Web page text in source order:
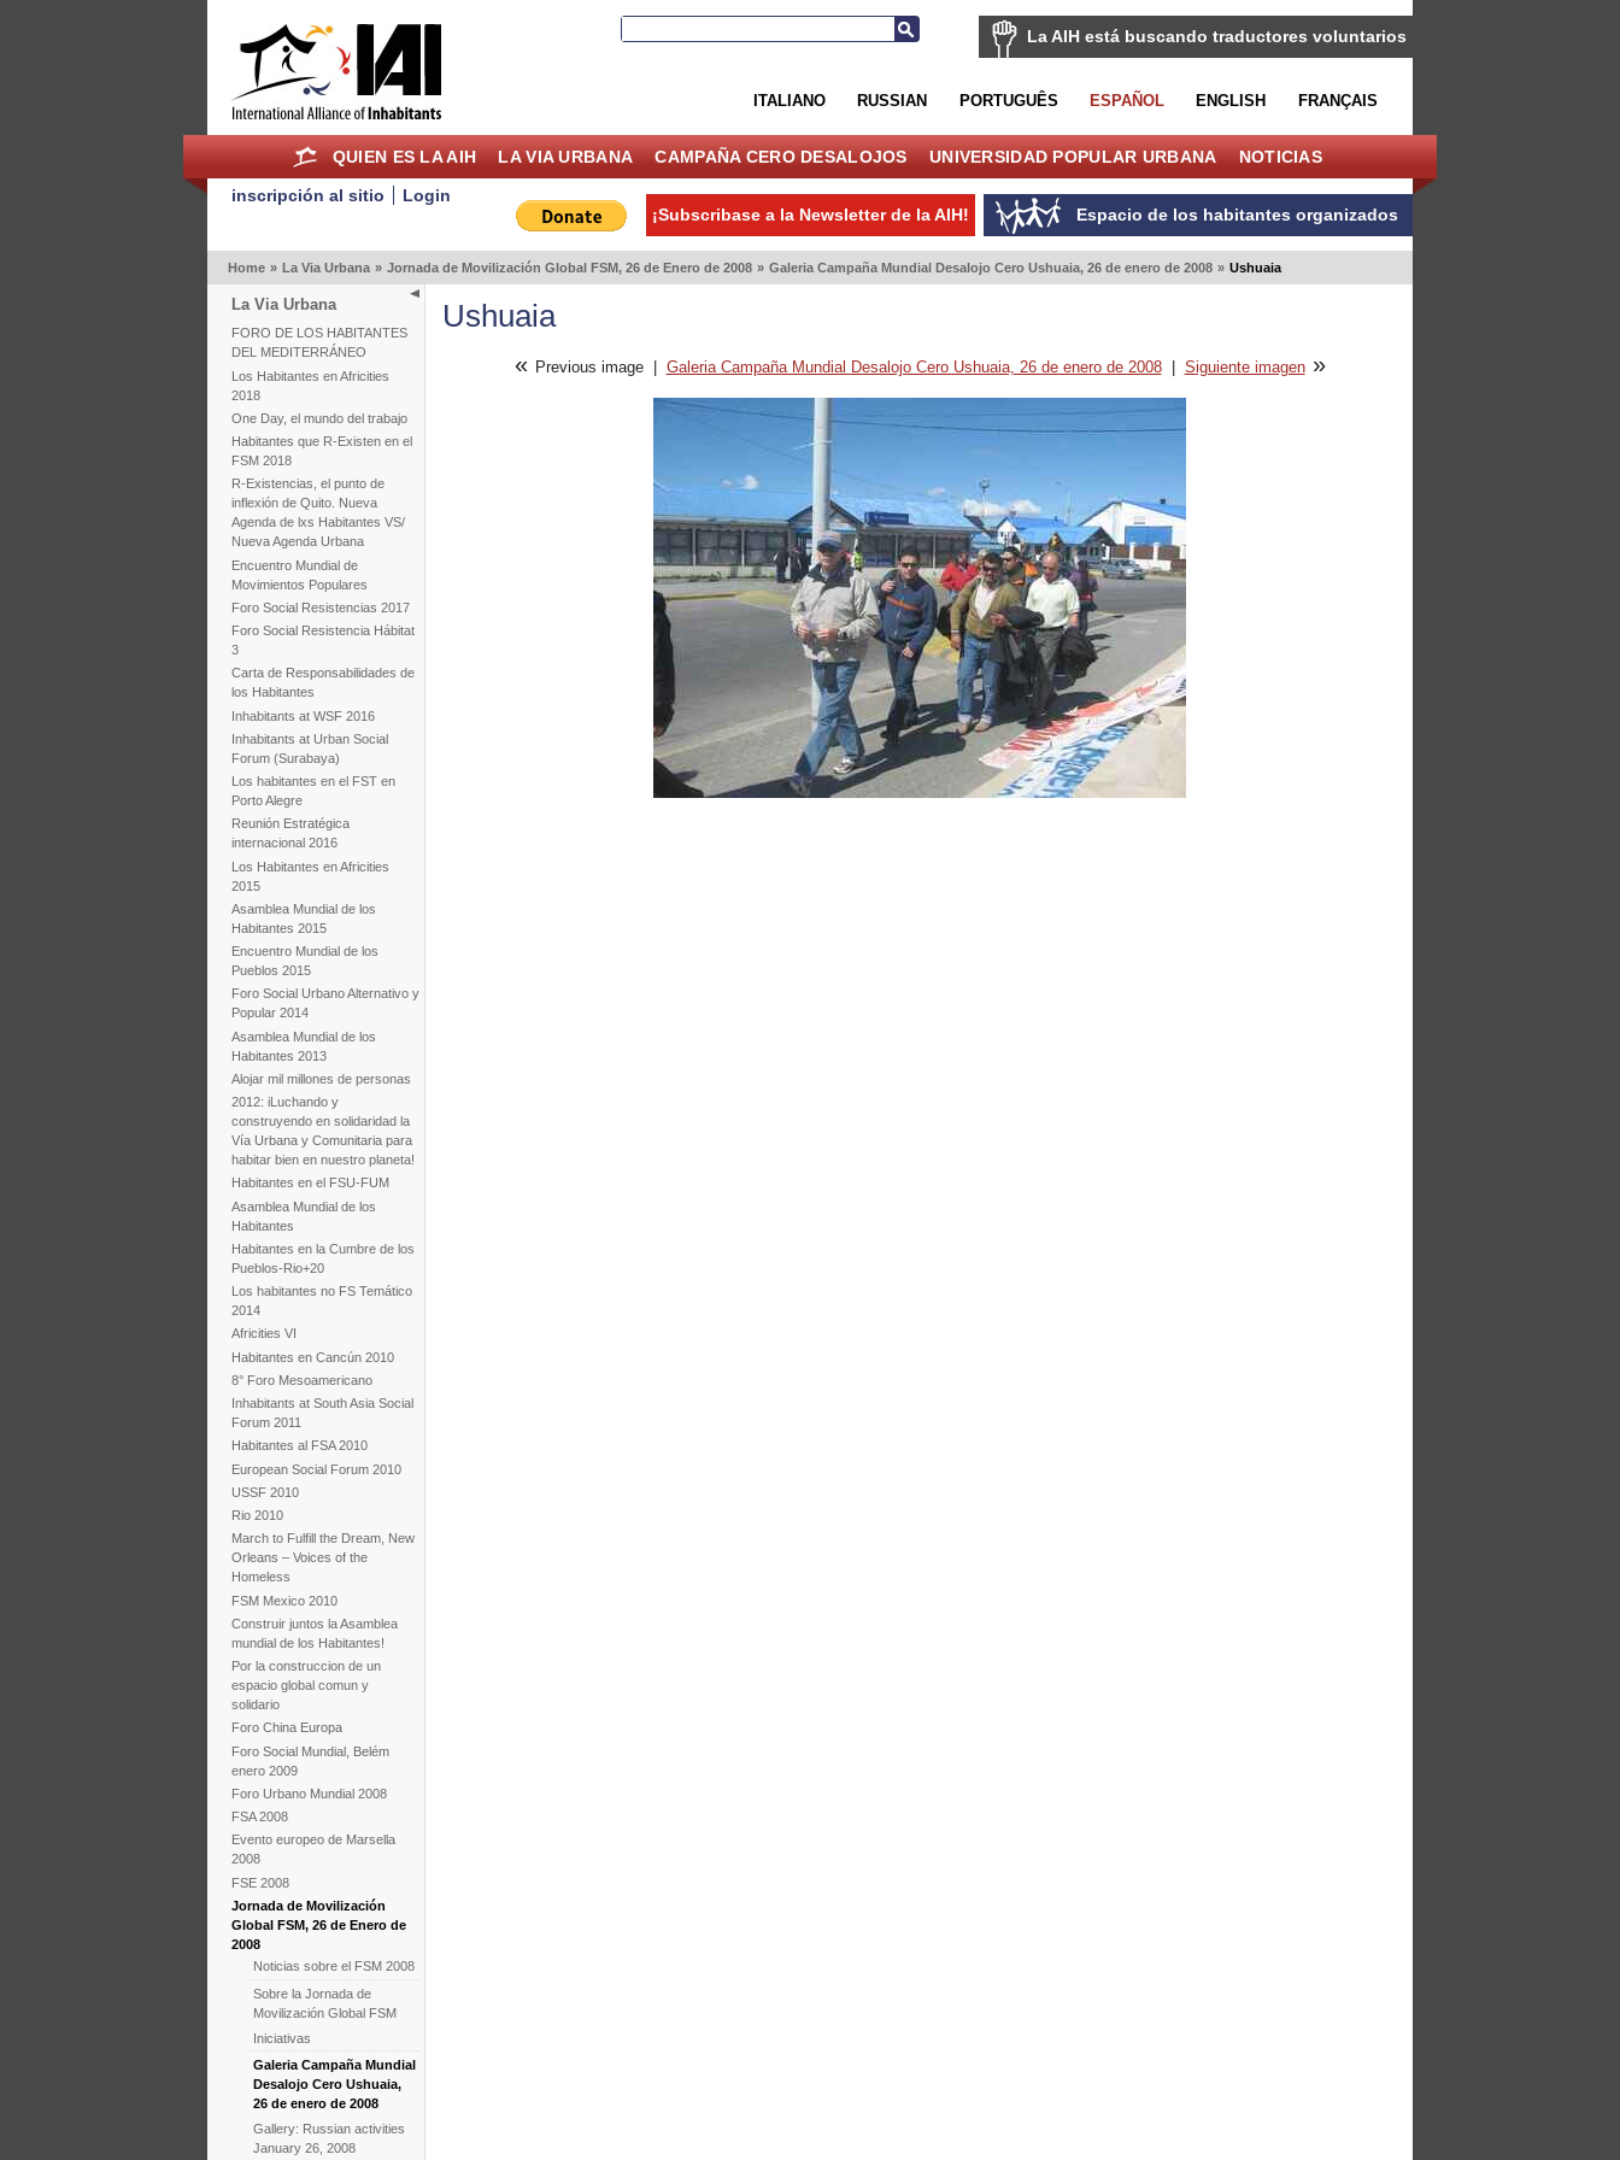
La AIH está buscando traductores voluntarios
ITALIANO RUSSIAN PORTUGUÊS ESPAÑOL ENGLISH FRANÇAIS
QUIEN ES LA AIH LA VIA URBANA CAMPAÑA CERO DESALOJOS UNIVERSIDAD POPULAR URBANA NOTICIAS
inscripción al sitio
Login
Espacio de los habitantes organizados
¡Subscribase a la Newsletter de la AIH!
Home » La Via Urbana » Jornada de Movilización Global FSM, 26 de Enero de 2008 » Galeria Campaña Mundial Desalojo Cero Ushuaia, 26 de enero de 2008 » Ushuaia
La Via Urbana
FORO DE LOS HABITANTES
DEL MEDITERRÁNEO
Los Habitantes en Africities
2018
One Day, el mundo del trabajo
Habitantes que R-Existen en el
FSM 2018
R-Existencias, el punto de
inflexión de Quito. Nueva
Agenda de lxs Habitantes VS/
Nueva Agenda Urbana
Encuentro Mundial de
Movimientos Populares
Foro Social Resistencias 2017
Foro Social Resistencia Hábitat
3
Carta de Responsabilidades de
los Habitantes
Inhabitants at WSF 2016
Inhabitants at Urban Social
Forum (Surabaya)
Los habitantes en el FST en
Porto Alegre
Reunión Estratégica
internacional 2016
Los Habitantes en Africities
2015
Asamblea Mundial de los
Habitantes 2015
Encuentro Mundial de los
Pueblos 2015
Foro Social Urbano Alternativo y
Popular 2014
Asamblea Mundial de los
Habitantes 2013
Alojar mil millones de personas
2012: iLuchando y
construyendo en solidaridad la
Vía Urbana y Comunitaria para
habitar bien en nuestro planeta!
Habitantes en el FSU-FUM
Asamblea Mundial de los
Habitantes
Habitantes en la Cumbre de los
Pueblos-Rio+20
Los habitantes no FS Temático
2014
Africities VI
Habitantes en Cancún 2010
8° Foro Mesoamericano
Inhabitants at South Asia Social
Forum 2011
Habitantes al FSA 2010
European Social Forum 2010
USSF 2010
Rio 2010
March to Fulfill the Dream, New
Orleans – Voices of the
Homeless
FSM Mexico 2010
Construir juntos la Asamblea
mundial de los Habitantes!
Por la construccion de un
espacio global comun y
solidario
Foro China Europa
Foro Social Mundial, Belém
enero 2009
Foro Urbano Mundial 2008
FSA 2008
Evento europeo de Marsella
2008
FSE 2008
Jornada de Movilización
Global FSM, 26 de Enero de
2008
Noticias sobre el FSM 2008
Sobre la Jornada de
Movilización Global FSM
Iniciativas
Galeria Campaña Mundial
Desalojo Cero Ushuaia,
26 de enero de 2008
Gallery: Russian activities
January 26, 2008
Ushuaia
« Previous image Galeria Campaña Mundial Desalojo Cero Ushuaia, 26 de enero de 2008 Siguiente imagen»